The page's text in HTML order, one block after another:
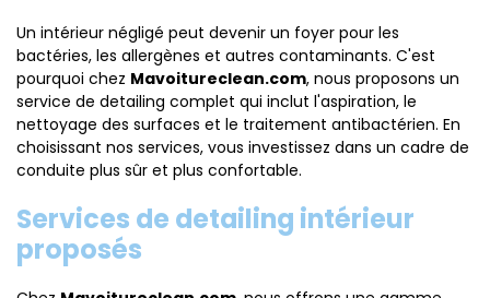
Un intérieur négligé peut devenir un foyer pour les
bactéries, les allergènes et autres contaminants. C'est
pourquoi chez Mavoitureclean.com, nous proposons un
service de detailing complet qui inclut l'aspiration, le
nettoyage des surfaces et le traitement antibactérien. En
choisissant nos services, vous investissez dans un cadre de
conduite plus sûr et plus confortable.
Services de detailing intérieur
proposés